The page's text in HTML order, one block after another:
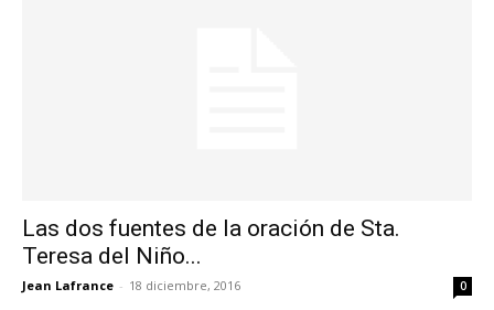
Las dos fuentes de la oración de Sta.
Teresa del Niño...
Jean Lafrance - 18 diciembre, 2016 0